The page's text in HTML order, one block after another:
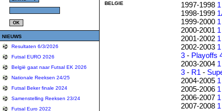
NIEUWS
Resultaten 6/3/2026
Futsal EURO 2026
België gaat naar Futsal EK 2026
Nationale Reeksen 24/25
Futsal Beker finale 2024
Samenstelling Reeksen 23/24
Futsal Euro 2022
BELGIE 1997-1998 1
1998-1999
1999-2000 1
2000-2001 1
2001-2002 1
2002-2003 1
3 - Playoffs
2003-2004 1
3 - R1 -
2004-2005 1
2005-2006 1
2006-2007 1
2007-2008 1